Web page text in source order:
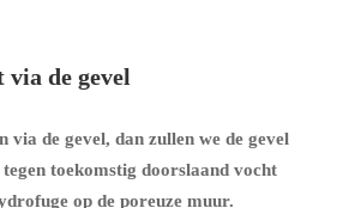
via de gevel
via de gevel, dan zullen we de gevel
toekomstig doorslaand vocht
op de poreuze muur.